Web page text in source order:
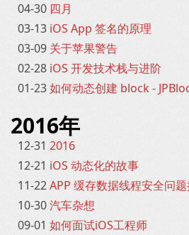
04-30 四月
03-13 iOS App 签名的原理
03-09 关于苹果警告
02-28 iOS 开发技术栈与进阶
01-23如何动态创建 block -
2016年
12-31 2016
12-21 iOS 动态化的故事
11-22APP 缓存数据线程安全问
10-30汽车杂想
09-01 如何面试iOS工程师